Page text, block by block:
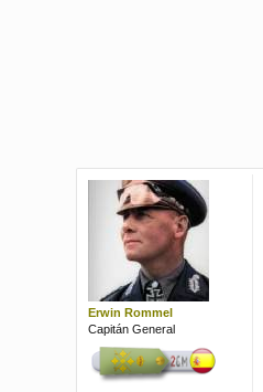
Erwin Rommel
Capitán General